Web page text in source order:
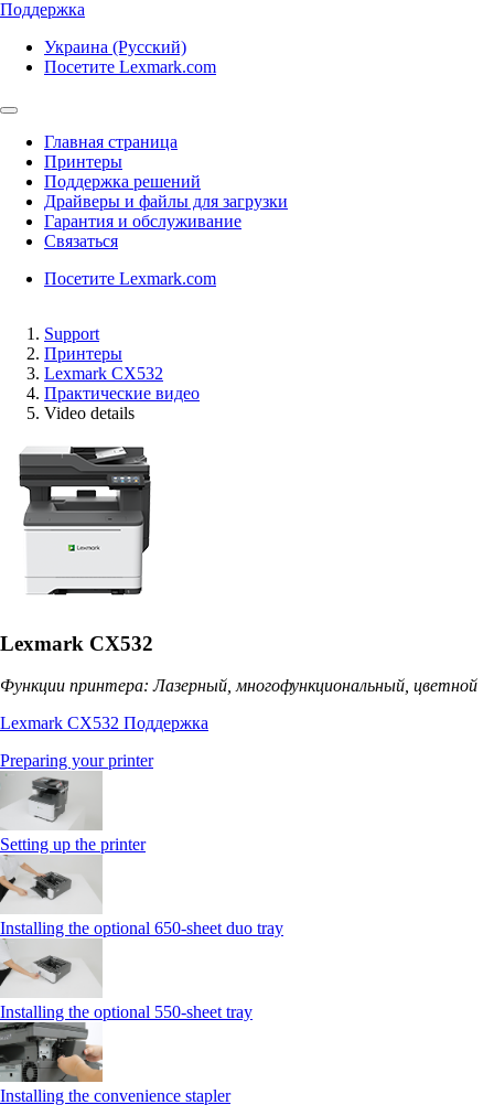
Поддержка
Украина (Русский)
Посетите Lexmark.com
Главная страница
Принтеры
Поддержка решений
Драйверы и файлы для загрузки
Гарантия и обслуживание
Связаться
Посетите Lexmark.com
Support
Принтеры
Lexmark CX532
Практические видео
Video details
Lexmark CX532
Функции принтера: Лазерный, многофункциональный, цветной
Lexmark CX532 Поддержка
Preparing your printer
Setting up the printer
Installing the optional 650‑sheet duo tray
Installing the optional 550‑sheet tray
Installing the convenience stapler